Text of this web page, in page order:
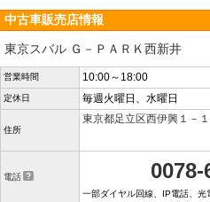
中古車販売店情報
東京スバル Ｇ－ＰＡＲＫ西新井
営業時間 10:00～18:00
定休日 毎週火曜日、水曜日
住所
東京都足立区西伊興１－
電話 0078-
一部ダイヤル回線、IP電話、光